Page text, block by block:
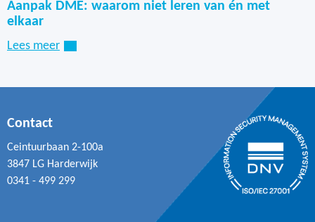
Aanpak DME: waarom niet leren van én met
elkaar
Lees meer
Contact
Ceintuurbaan 2-100a
3847 LG Harderwijk
0341 - 499 299